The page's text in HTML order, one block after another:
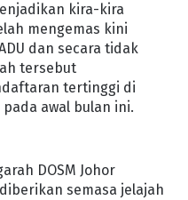
kira-kira
mengemas kini
dan secara tidak
tersebut
tertinggi di
awal bulan ini.
DOSM Johor
semasa jelajah